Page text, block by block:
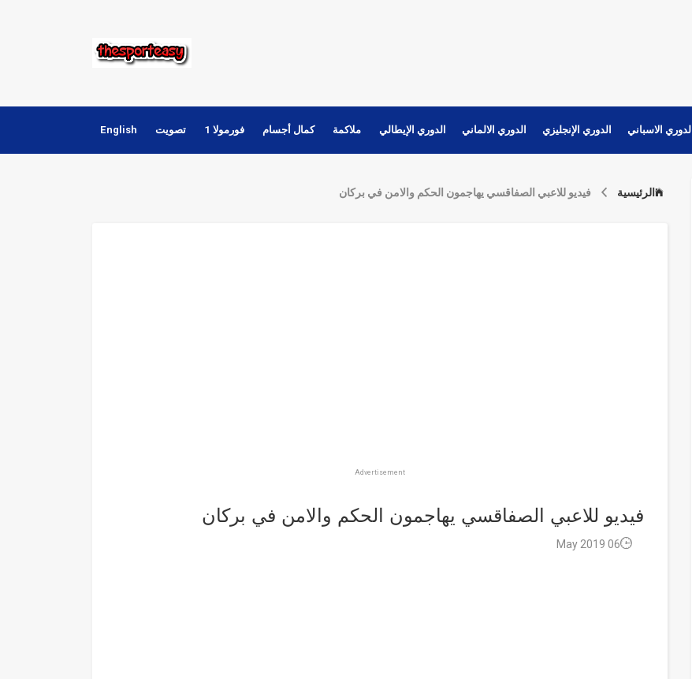
English تصويت فورمولا 1 كمال أجسام ملاكمة الدوري الإيطالي الدوري الالماني الدوري الإنجليزي الدوري الاسباني
الرئيسية فيديو للاعبي الصفاقسي يهاجمون الحكم والامن في بركان
Advertisement
فيديو للاعبي الصفاقسي يهاجمون الحكم والامن في بركان
06 May 2019